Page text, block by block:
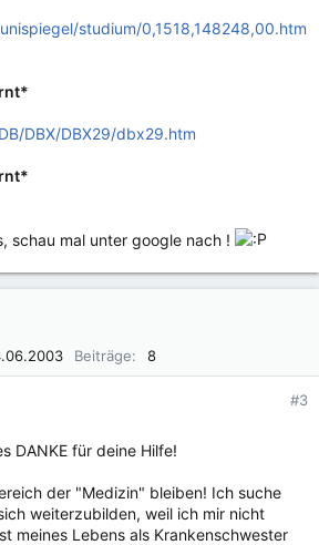
studium/0,1518,148248,00.htm
DBX/DBX29/dbx29.htm
schau mal unter google nach !
Beiträge 8
#3
DANKE für deine Hilfe!
der "Medizin" bleiben! Ich suche
weiterzubilden, weil ich mir nicht
meines Lebens als Krankenschwester